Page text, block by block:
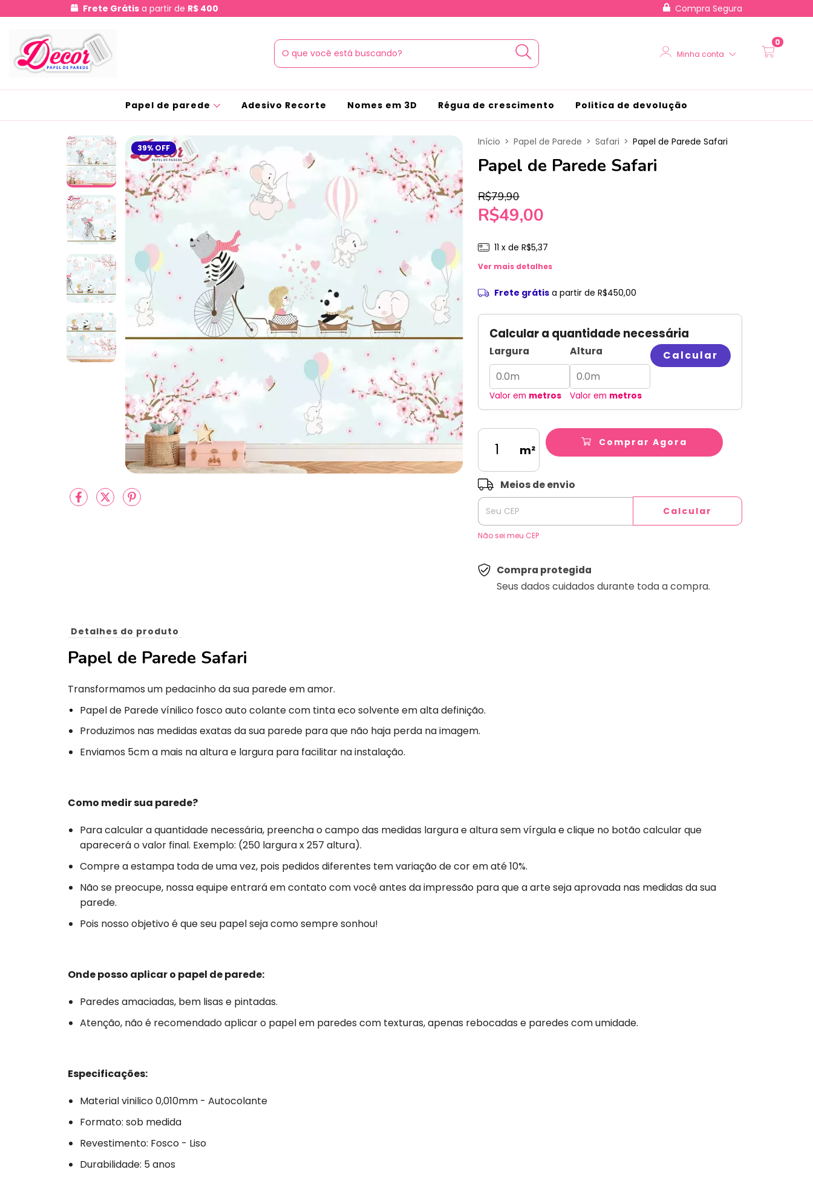
Frete Grátis a partir de R$ 400 Compra Segura
Minha conta
0
Papel de parede Adesivo Recorte Nomes em 3D Régua de crescimento Politica de devolução
39% OFF
Início > Papel de Parede > Safari > Papel de Parede Safari
Papel de Parede Safari
R$79,90
R$49,00
11 x de R$5,37
Ver mais detalhes
Frete grátis a partir de R$450,00
Calcular a quantidade necessária
Largura
Valor em metros
Altura
Valor em metros
Calcular
m²
Comprar Agora
Entregas para o CEP:
Meios de envio
Calcular
Não sei meu CEP
Compra protegida
Seus dados cuidados durante toda a compra.
Detalhes do produto
Papel de Parede Safari
Transformamos um pedacinho da sua parede em amor.
Papel de Parede vínilico fosco auto colante com tinta eco solvente em alta definição.
Produzimos nas medidas exatas da sua parede para que não haja perda na imagem.
Enviamos 5cm a mais na altura e largura para facilitar na instalação.
Como medir sua parede?
Para calcular a quantidade necessária, preencha o campo das medidas largura e altura sem vírgula e clique no botão calcular que
aparecerá o valor final. Exemplo: (250 largura x 257 altura).
Compre a estampa toda de uma vez, pois pedidos diferentes tem variação de cor em até 10%.
Não se preocupe, nossa equipe entrará em contato com você antes da impressão para que a arte seja aprovada nas medidas da sua
parede.
Pois nosso objetivo é que seu papel seja como sempre sonhou!
Onde posso aplicar o papel de parede:
Paredes amaciadas, bem lisas e pintadas.
Atenção, não é recomendado aplicar o papel em paredes com texturas, apenas rebocadas e paredes com umidade.
Especificações:
Material vinilico 0,010mm - Autocolante
Formato: sob medida
Revestimento: Fosco - Liso
Durabilidade: 5 anos